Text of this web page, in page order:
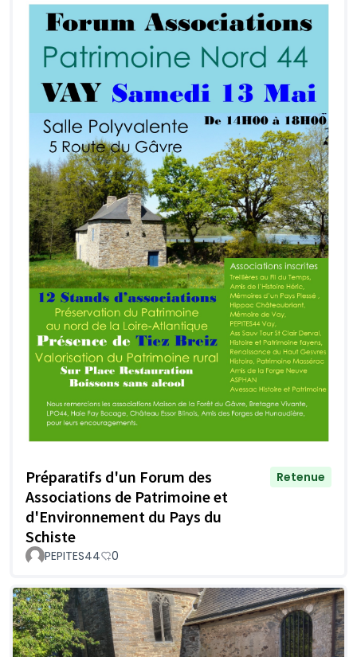
Préparatifs d'un Forum des
Associations de Patrimoine et
d'Environnement du Pays du
Schiste
Retenue
PEPITES44 0